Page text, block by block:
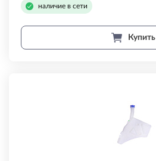
наличие в сети
Купить